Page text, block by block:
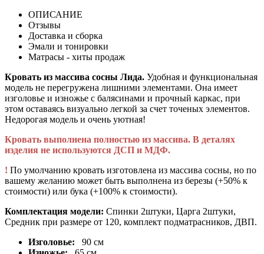
ОПИСАНИЕ
Отзывы
Доставка и сборка
Эмали и тонировки
Матрасы - хиты продаж
Кровать из массива сосны Лида. Удобная и функциональная
модель не перегружена лишними элементами. Она имеет
изголовье и изножье с балясинами и прочный каркас, при
этом оставаясь визуально легкой за счет точеных элементов.
Недорогая модель и очень уютная!
Кровать выполнена полностью из массива. В деталях
изделия не используются ДСП и МДФ.
! По умолчанию кровать изготовлена из массива сосны, но по
вашему желанию может быть выполнена из березы (+50% к
стоимости) или бука (+100% к стоимости).
Комплектация модели: Спинки 2штуки, Царга 2штуки,
Средник при размере от 120, комплект подматрасников, ДВП.
Изголовье:
90 см